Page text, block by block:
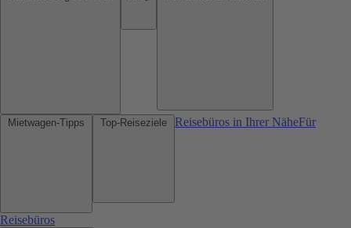
Reisebüros in Ihrer NäheFür
Reisebüros